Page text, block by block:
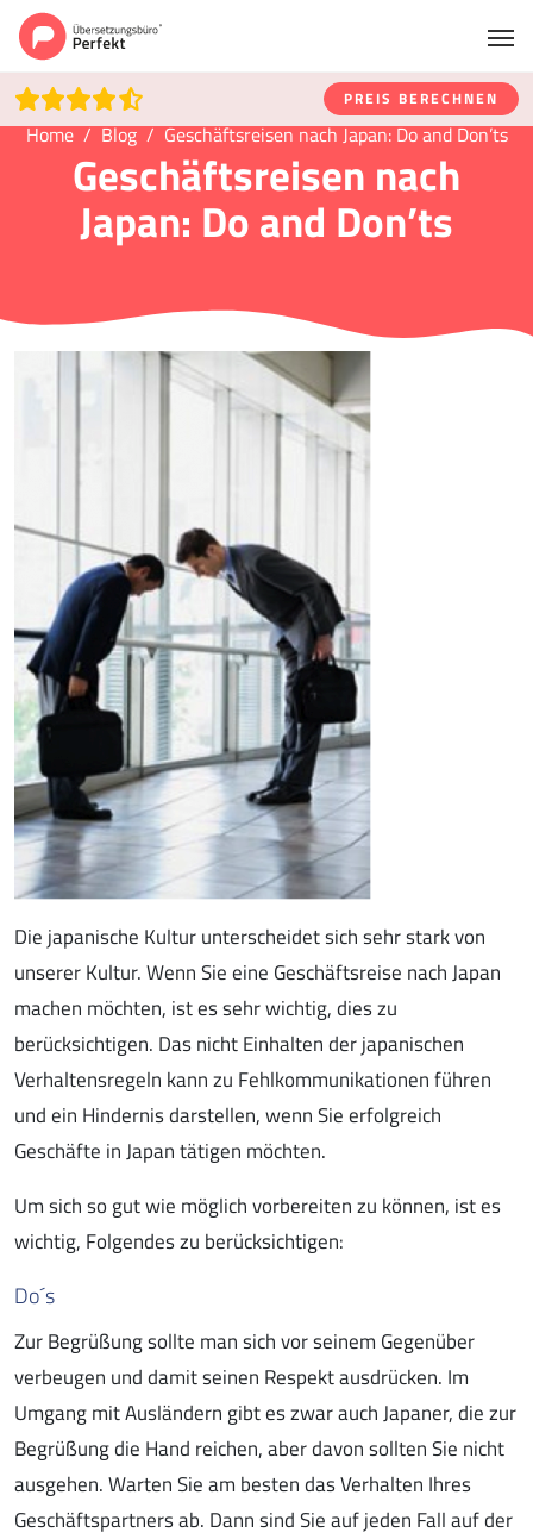
PREIS BERECHNEN
Home Blog Geschäftsreisen nach Japan: Do and Don’ts
Geschäftsreisen nach
Japan: Do and Don’ts
Die japanische Kultur unterscheidet sich sehr stark von
unserer Kultur. Wenn Sie eine Geschäftsreise nach Japan
machen möchten, ist es sehr wichtig, dies zu
berücksichtigen. Das nicht Einhalten der japanischen
Verhaltensregeln kann zu Fehlkommunikationen führen
und ein Hindernis darstellen, wenn Sie erfolgreich
Geschäfte in Japan tätigen möchten.
Um sich so gut wie möglich vorbereiten zu können, ist es
wichtig, Folgendes zu berücksichtigen:
Do´s
Zur Begrüßung sollte man sich vor seinem Gegenüber
verbeugen und damit seinen Respekt ausdrücken. Im
Umgang mit Ausländern gibt es zwar auch Japaner, die zur
Begrüßung die Hand reichen, aber davon sollten Sie nicht
ausgehen. Warten Sie am besten das Verhalten Ihres
Geschäftspartners ab. Dann sind Sie auf jeden Fall auf der